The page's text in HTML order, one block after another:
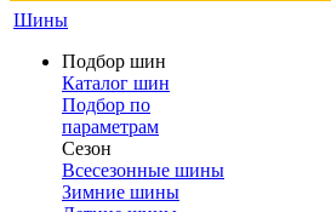
Шины
Подбор шин
Каталог шин
Подбор по
параметрам
Сезон
Всесезонные шины
Зимние шины